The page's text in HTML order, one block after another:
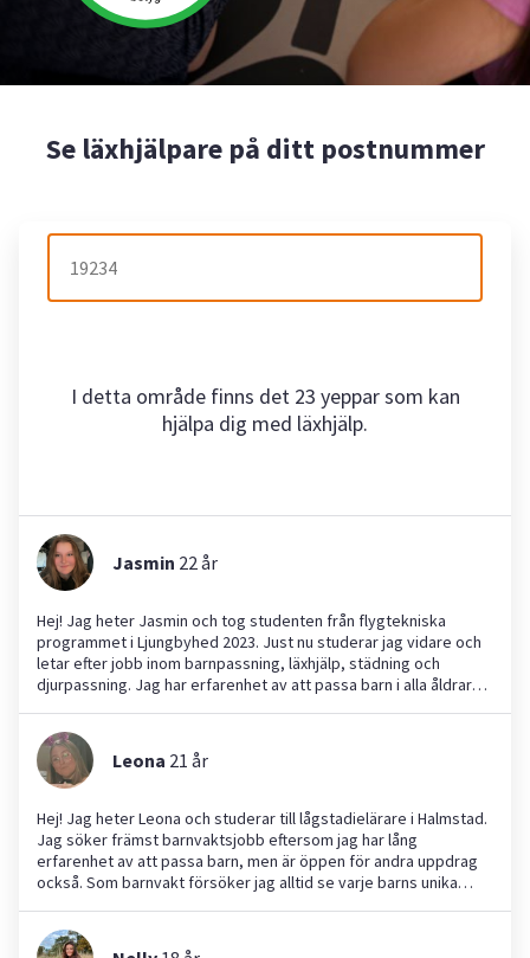
Se läxhjälpare på ditt postnummer
I detta område finns det 23 yeppar som kan
hjälpa dig med läxhjälp.
Jasmin 22år
Hej! Jag heter Jasmin och tog studenten från flygtekniska
programmet i Ljungbyhed 2023. Just nu studerar jag vidare och
letar efter jobb inom barnpassning, läxhjälp, städning och
djurpassning. Jag har erfarenhet av att passa barn i alla åldrar
grundskoleelever och gymnasieelever på matte 3b. Jag ser
fram emot att hjälpa till!
Leona 21 år
Hej! Jag heter Leona och studerar till lågstadielärare i Halmstad.
Jag söker främst barnvaktsjobb eftersom jag har lång
erfarenhet av att passa barn, men är öppen för andra uppdrag
också. Som barnvakt försöker jag alltid se varje barns unika
men kan också vara tydlig och noggrann när det behövs. Jag
känner mig trygg och vill skapa en rolig och säker stund för